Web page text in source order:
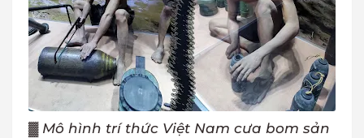
▓ Mô hình trí thức Việt Nam cưa bom sản